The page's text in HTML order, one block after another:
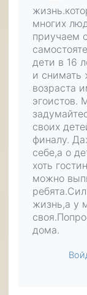
многих
приучаем
дети в 16
и снимать
возраста
эгоистов.
своих
финалу.
себе,а о
хоть
можно
жизнь,а у
дома.